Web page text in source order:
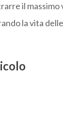
il
la vita